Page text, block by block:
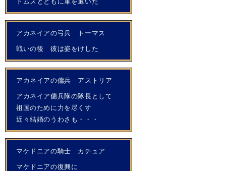
アカネイアの弓兵 トーマス
戦いの後 彼は姿をけした
アカネイアの傭兵 アストリア
アカネイア傭兵隊の隊長として
祖国のために力を尽くす
近々結婚のうわさも・・・
マケドニアの騎士 カチュア
マケドニアの復興に